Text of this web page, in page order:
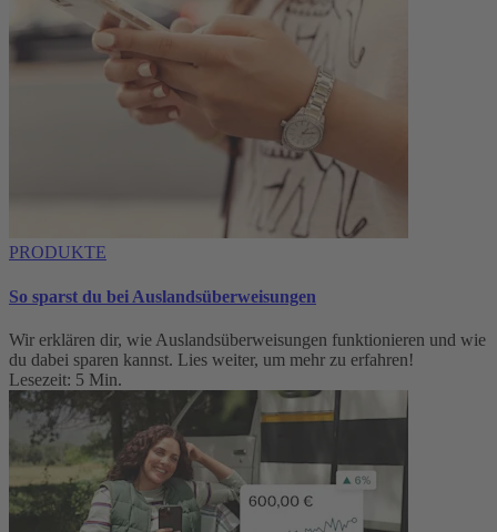
PRODUKTE
So sparst du bei Auslandsüberweisungen
Wir erklären dir, wie Auslandsüberweisungen funktionieren und wie
du dabei sparen kannst. Lies weiter, um mehr zu erfahren!
Lesezeit: 5 Min.